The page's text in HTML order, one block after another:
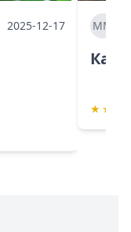
2025-12-17 ММ
★ ★